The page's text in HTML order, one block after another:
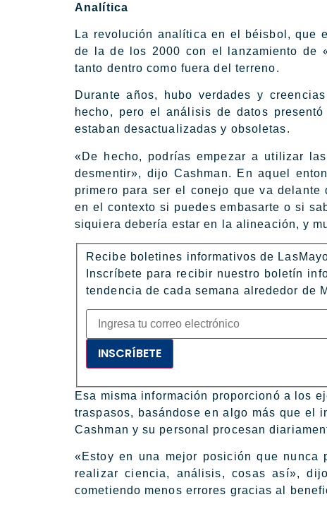
Analítica
La revolución analítica en el béisbol, que
de la de los 2000 con el lanzamiento de
tanto dentro como fuera del terreno.
Durante años, hubo verdades y
hecho, pero el análisis de datos
estaban desactualizadas y obsoletas.
«De hecho, podrías empezar a utilizar
desmentir», dijo Cashman. En aquel
primero para ser el conejo que va delante
en el contexto si puedes embasarte o si
siquiera debería estar en la alineación, y
Recibe boletines informativos de
Inscríbete para recibir nuestro boletín
tendencia de cada semana alrededor de
INSCRÍBETE
Esa misma información proporcionó a los
traspasos, basándose en algo más que el
Cashman y su personal procesan
«Estoy en una mejor posición que nunca
realizar ciencia, análisis, cosas así»,
cometiendo menos errores gracias al